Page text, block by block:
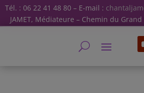
Tél. : 06 22 41 48 80 – E-mail :
JAMET, Médiateure – Chemin du Grand